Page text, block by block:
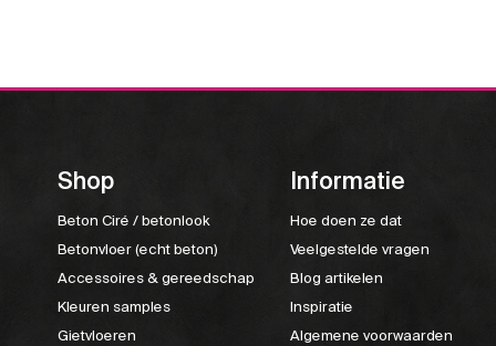
Shop
Beton Ciré / betonlook
Betonvloer (echt beton)
Accessoires & gereedschap
Kleuren samples
Gietvloeren
Informatie
Hoe doen ze dat
Veelgestelde vragen
Blog artikelen
Inspiratie
Algemene voorwaarden